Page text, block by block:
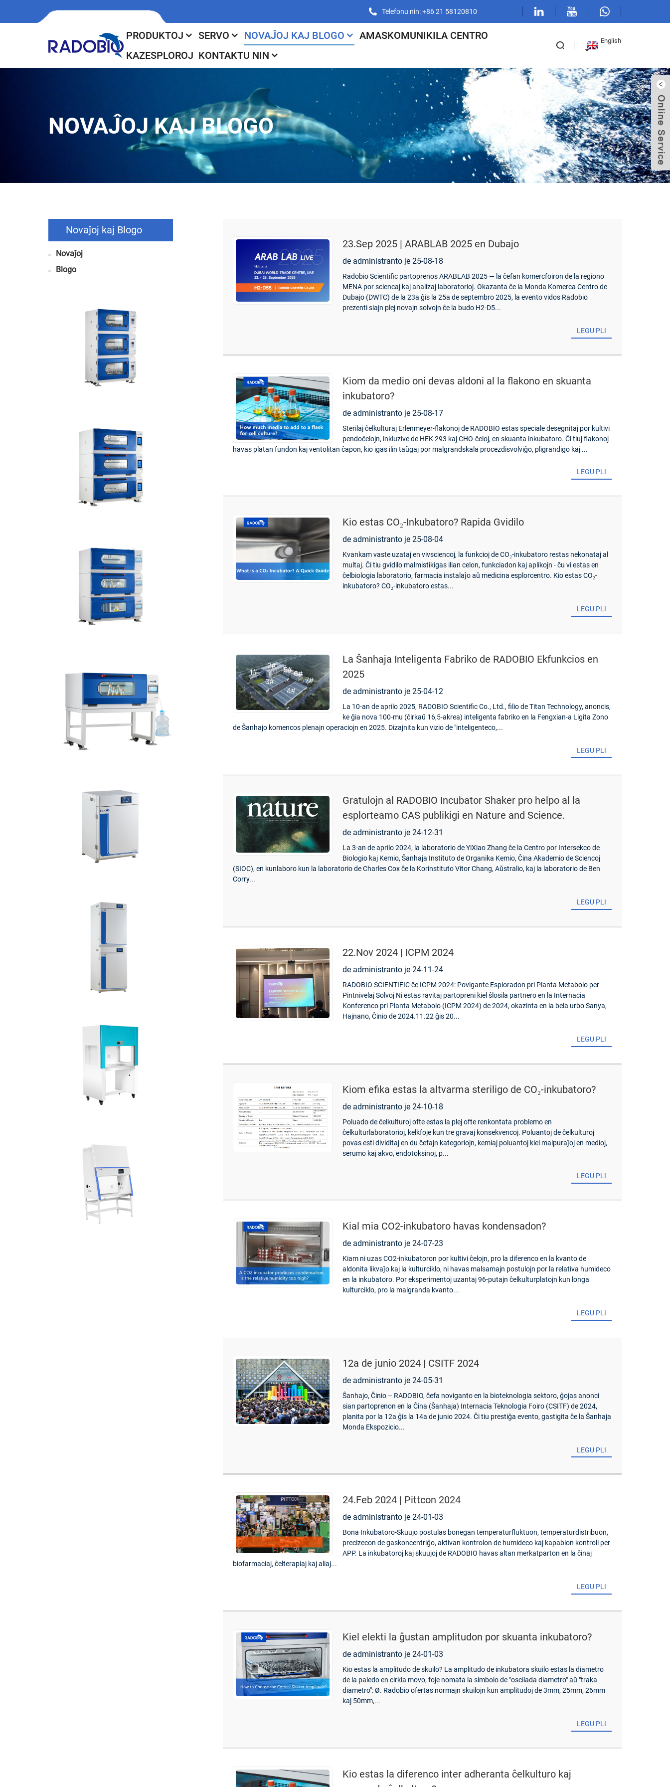
Telefonu nin: +86 21 58120810
PRODUKTOJ SERVO NOVAĴOJ KAJ BLOGO
AMASKOMUNIKILA CENTRO
KAZESPLOROJ KONTAKTU NIN
English
NOVAĴOJ KAJ BLOGO
Novaĵoj kaj Blogo
Novaĵoj
Blogo
23.Sep 2025 | ARABLAB 2025 en Dubajo
de administranto je 25-08-18
Radobio Scientific partoprenos ARABLAB 2025 — la ĉefan komercfoiron de la regiono
MENA por sciencaj kaj analizaj laboratorioj. Okazanta ĉe la Monda Komerca Centro de
Dubajo (DWTC) de la 23a ĝis la 25a de septembro 2025, la evento vidos Radobio
prezenti siajn plej novajn solvojn ĉe la budo H2-D5...
LEGU PLI
Kiom da medio oni devas aldoni al la flakono en skuanta
inkubatoro?
de administranto je 25-08-17
Sterilaj ĉelkulturaj Erlenmeyer-flakonoj de RADOBIO estas speciale desegnitaj por kultivi
pendoĉelojn, inkluzive de HEK 293 kaj CHO-ĉeloj, en skuanta inkubatoro. Ĉi tiuj flakonoj
havas platan fundon kaj ventolitan ĉapon, kio igas ilin taŭgaj por malgrandskala procezdisvolviĝo, pligrandigo kaj ...
LEGU PLI
Kio estas CO₂-Inkubatoro? Rapida Gvidilo
de administranto je 25-08-04
Kvankam vaste uzataj en vivsciencoj, la funkcioj de CO₂-inkubatoro restas nekonataj al
multaj. Ĉi tiu gvidilo malmistikigas ilian celon, funkciadon kaj aplikojn - ĉu vi estas en
ĉelbiologia laboratorio, farmacia instalaĵo aŭ medicina esplorcentro. Kio estas CO₂-
inkubatoro? CO₂-inkubatoro estas...
LEGU PLI
La Ŝanhaja Inteligenta Fabriko de RADOBIO Ekfunkcios en
2025
de administranto je 25-04-12
La 10-an de aprilo 2025, RADOBIO Scientific Co., Ltd., filio de Titan Technology, anoncis,
ke ĝia nova 100-mu (ĉirkaŭ 16,5-akrea) inteligenta fabriko en la Fengxian-a Ligita Zono
de Ŝanhajo komencos plenajn operaciojn en 2025. Dizajnita kun vizio de "inteligenteco,...
LEGU PLI
Gratulojn al RADOBIO Incubator Shaker pro helpo al la
esplorteamo CAS publikigi en Nature and Science.
de administranto je 24-12-31
La 3-an de aprilo 2024, la laboratorio de YiXiao Zhang ĉe la Centro por Intersekco de
Biologio kaj Kemio, Ŝanhaja Instituto de Organika Kemio, Ĉina Akademio de Sciencoj
(SIOC), en kunlaboro kun la laboratorio de Charles Cox ĉe la Korinstituto Vitor Chang, Aŭstralio, kaj la laboratorio de Ben
Corry...
LEGU PLI
22.Nov 2024 | ICPM 2024
de administranto je 24-11-24
RADOBIO SCIENTIFIC ĉe ICPM 2024: Povigante Esploradon pri Planta Metabolo per
Pintnivelaj Solvoj Ni estas ravitaj partopreni kiel ŝlosila partnero en la Internacia
Konferenco pri Planta Metabolo (ICPM 2024) de 2024, okazinta en la bela urbo Sanya,
Hajnano, Ĉinio de 2024.11.22 ĝis 20...
LEGU PLI
Kiom efika estas la altvarma steriligo de CO₂-inkubatoro?
de administranto je 24-10-18
Poluado de ĉelkulturoj ofte estas la plej ofte renkontata problemo en
ĉelkulturlaboratorioj, kelkfoje kun tre gravaj konsekvencoj. Poluantoj de ĉelkulturoj
povas esti dividitaj en du ĉefajn kategoriojn, kemiaj poluantoj kiel malpuraĵoj en medioj,
serumo kaj akvo, endotoksinoj, p...
LEGU PLI
Kial mia CO2-inkubatoro havas kondensadon?
de administranto je 24-07-23
Kiam ni uzas CO2-inkubatoron por kultivi ĉelojn, pro la diferenco en la kvanto de
aldonita likvaĵo kaj la kulturciklo, ni havas malsamajn postulojn por la relativa humideco
en la inkubatoro. Por eksperimentoj uzantaj 96-putajn ĉelkulturplatojn kun longa
kulturciklo, pro la malgranda kvanto...
LEGU PLI
12a de junio 2024 | CSITF 2024
de administranto je 24-05-31
Ŝanhajo, Ĉinio – RADOBIO, ĉefa noviganto en la bioteknologia sektoro, ĝojas anonci
sian partoprenon en la Ĉina (Ŝanhaja) Internacia Teknologia Foiro (CSITF) de 2024,
planita por la 12a ĝis la 14a de junio 2024. Ĉi tiu prestiĝa evento, gastigita ĉe la Ŝanhaja
Monda Ekspozicio...
LEGU PLI
24.Feb 2024 | Pittcon 2024
de administranto je 24-01-03
Bona Inkubatoro-Skuujo postulas bonegan temperaturfluktuon, temperaturdistribuon,
precizecon de gaskoncentriĝo, aktivan kontrolon de humideco kaj kapablon kontroli per
APP. La inkubatoroj kaj skuujoj de RADOBIO havas altan merkatparton en la ĉinaj
biofarmaciaj, ĉelterapiaj kaj aliaj...
LEGU PLI
Kiel elekti la ĝustan amplitudon por skuanta inkubatoro?
de administranto je 24-01-03
Kio estas la amplitudo de skuilo? La amplitudo de inkubatora skuilo estas la diametro
de la paledo en cirkla movo, foje nomata la simbolo de "oscilada diametro" aŭ "traka
diametro": Ø. Radobio ofertas normajn skuilojn kun amplitudoj de 3mm, 25mm, 26mm
kaj 50mm,...
LEGU PLI
Kio estas la diferenco inter adheranta ĉelkulturo kaj